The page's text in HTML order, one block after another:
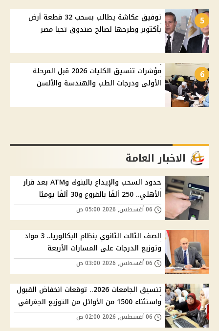
5
توفيق عكاشة يطالب بسحب 32 قطعة أرض
بأكتوبر وطرحها لصالح صندوق تحيا مصر
6
مؤشرات تنسيق الكليات 2026 قبل المرحلة
الأولى ودرجات الطب والهندسة والألسن
الاخبار العامة
حدود السحب والإيداع بالبنوك وATM بعد قرار
الأهلي.. 250 ألفًا بالفروع و30 ألفًا يوميًا
الصف الثالث الثانوي بنظام البكالوريا.. 3 مواد
وتوزيع الدرجات على المسارات الأربعة
تنسيق الجامعات 2026.. توقعات انخفاض القبول
واستثناء 1500 من الأوائل من التوزيع الجغرافي